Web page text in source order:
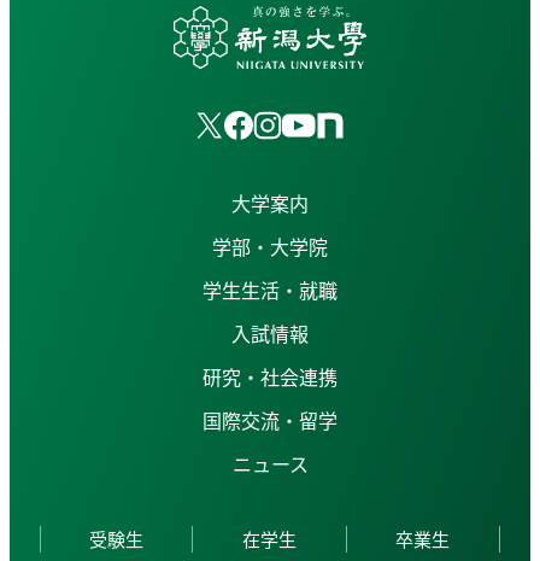
大学案内
学部・大学院
学生生活・就職
入試情報
研究・社会連携
国際交流・留学
ニュース
受験生 在学生 卒業生